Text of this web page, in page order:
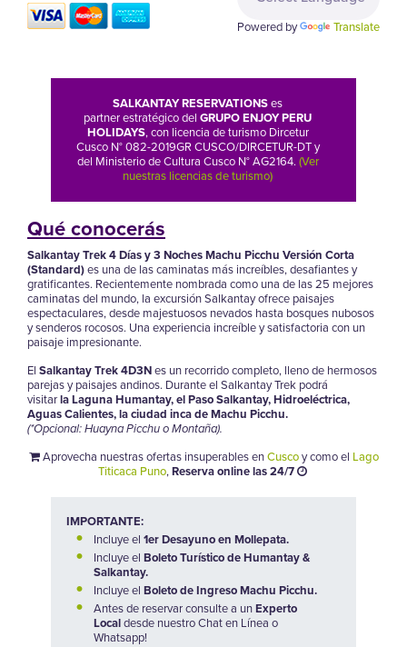
Powered by Translate
SALKANTAY RESERVATIONSes
partner estratégico del GRUPO ENJOY PERU
HOLIDAYS, con licencia de turismo Dircetur
Cusco N° 082-2019GR CUSCO/DIRCETUR-DT y
del Ministerio de Cultura Cusco N° AG2164. (Ver
nuestras licencias de turismo)
Qué conocerás
Salkantay Trek 4 Días y 3 Noches Machu Picchu Versión Corta
(Standard)es una de las caminatas más increíbles, desafiantes y
gratificantes. Recientemente nombrada como una de las 25 mejores
caminatas del mundo, la excursión Salkantay ofrece paisajes
espectaculares, desde majestuosos nevados hasta bosques nubosos
y senderos rocosos. Una experiencia increíble y satisfactoria con un
paisaje impresionante.
El Salkantay Trek 4D3Nes un recorrido completo, lleno de hermosos
parejas y paisajes andinos. Durante el Salkantay Trek podrá
visitarla Laguna Humantay, el Paso Salkantay, Hidroeléctrica,
Aguas Calientes, la ciudad inca de Machu Picchu.
(*Opcional: Huayna Picchu o Montaña).
Aprovecha nuestras ofertas insuperables enCuscoy como el Lago
Titicaca Puno,Reserva online las 24/7
IMPORTANTE:
Incluye el 1er Desayuno en Mollepata.
Incluye el Boleto Turístico de Humantay &
Salkantay.
Incluye el Boleto de Ingreso Machu Picchu.
Antes de reservar consulte a unExperto
Localdesde nuestro Chat en Línea o
Whatsapp!